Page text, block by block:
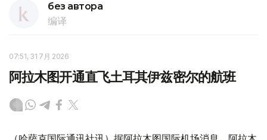
без автора
编译
07:51, 31 7月 2026
阿拉木图开通直飞土耳其伊兹密尔的航班